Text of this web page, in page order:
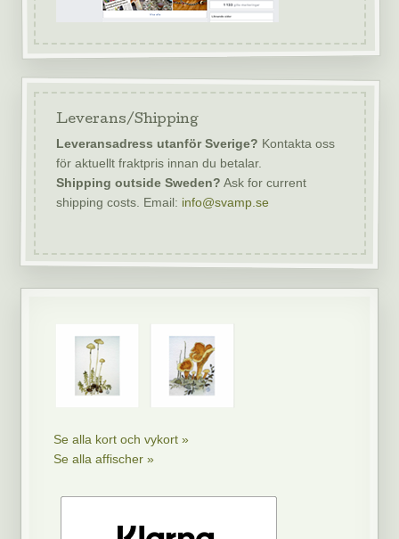
Leverans/Shipping
Leveransadress utanför Sverige? Kontakta oss
för aktuellt fraktpris innan du betalar.
Shipping outside Sweden? Ask for current
shipping costs. Email: info@svamp.se
Se alla kort och vykort »
Se alla affischer »